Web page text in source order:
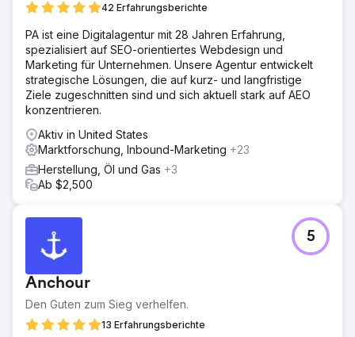
42 Erfahrungsberichte
PA ist eine Digitalagentur mit 28 Jahren Erfahrung,
spezialisiert auf SEO-orientiertes Webdesign und
Marketing für Unternehmen. Unsere Agentur entwickelt
strategische Lösungen, die auf kurz- und langfristige
Ziele zugeschnitten sind und sich aktuell stark auf AEO
konzentrieren.
Aktiv in United States
Marktforschung, Inbound-Marketing +23
Herstellung, Öl und Gas +3
Ab $2,500
Anchour
Den Guten zum Sieg verhelfen.
13 Erfahrungsberichte
5